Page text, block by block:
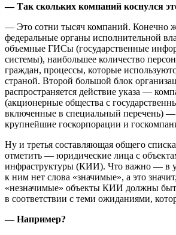
— Так скольких компаний коснулся
— Это сотни тысяч компаний. Конечно
федеральные органы исполнительной
объемные ГИСы (государственные
системы), наибольшее количество
граждан, процессы, которые
страной. Второй большой блок
распространяется действие указа —
(акционерные общества с
включенные в специальный перечень) —
крупнейшие госкорпорации и
Ну и третья составляющая общего
отметить — юридические лица с
инфраструктуры (КИИ). Что важно — в
к ним нет слова «значимые», а это
«незначимые» объекты КИИ должны
в соответствии с теми ожиданиями,
— Например?